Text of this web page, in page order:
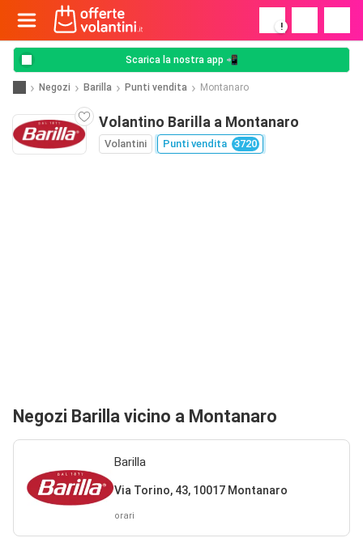
!
Scarica la nostra app 📲
Negozi Barilla Punti vendita Montanaro
Volantino Barilla a Montanaro
Volantini Punti vendita 3720
Negozi Barilla vicino a Montanaro
Barilla
Via Torino, 43, 10017 Montanaro
orari